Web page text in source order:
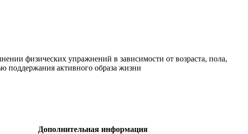
физических упражнений в зависимости от возраста, пола,
поддержания активного образа жизни
Дополнительная информация